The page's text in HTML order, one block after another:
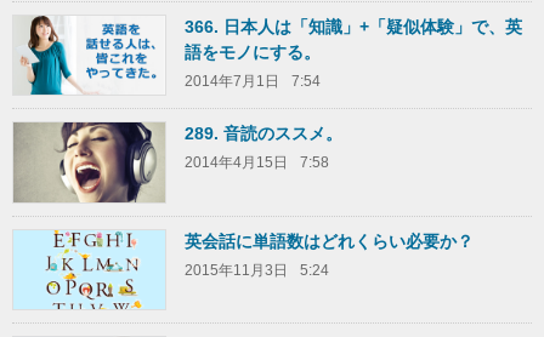
366. 日本人は「知識」+「疑似体験」で、英
語をモノにする。
2014年7月1日 7:54
289. 音読のススメ。
2014年4月15日 7:58
英会話に単語数はどれくらい必要か？
2015年11月3日 5:24